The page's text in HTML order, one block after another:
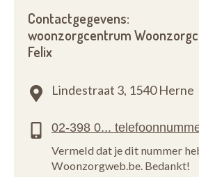
Contactgegevens:
woonzorgcentrum
Felix
Lindestraat 3, 1540 Herne
Vermeld dat je dit nummer
Woonzorgweb.be. Bedankt!